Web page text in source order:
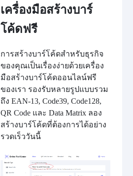
เครื่องมือสร้างบาร์
โค้ดฟรี
การสร้างบาร์โค้ดสำหรับธุรกิจ
ของคุณเป็นเรื่องง่ายด้วยเครื่อง
มือสร้างบาร์โค้ดออนไลน์ฟรี
ของเรา รองรับหลายรูปแบบรวม
ถึง EAN-13, Code39, Code128,
QR Code และ Data Matrix ลอง
สร้างบาร์โค้ดที่ต้องการได้อย่าง
รวดเร็ววันนี้